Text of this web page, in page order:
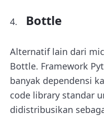
Bottle
Alternatif lain dari
Bottle. Framework
banyak dependensi
code library standar
didistribusikan